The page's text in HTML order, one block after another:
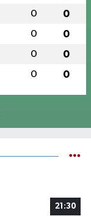
0 0
0 0
0 0
0 0
21:30